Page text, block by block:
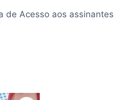
de Acesso aos assinantes